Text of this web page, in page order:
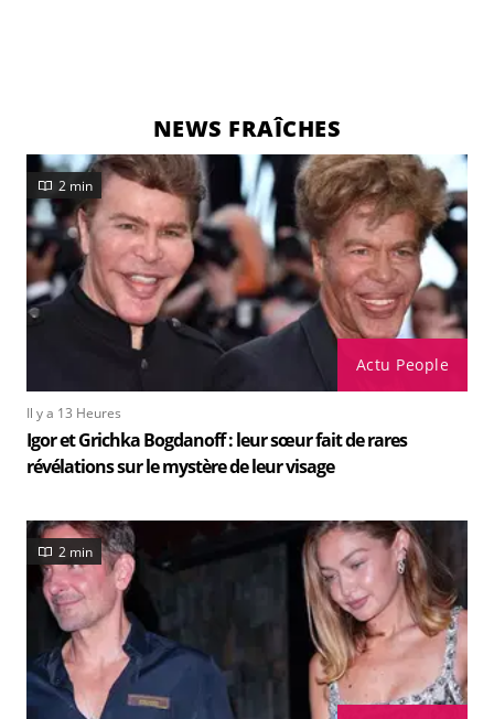
NEWS FRAÎCHES
Actu People
2 min
Il y a 13 Heures
Igor et Grichka Bogdanoff : leur sœur fait de rares
révélations sur le mystère de leur visage
2 min